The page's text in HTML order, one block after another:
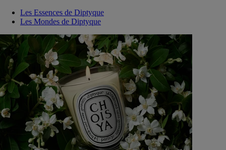
Les Essences de Diptyque
Les Mondes de Diptyque